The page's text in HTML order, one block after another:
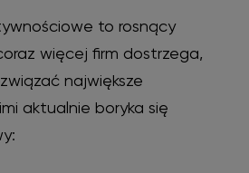
to rosnący
więcej firm dostrzega,
największe
aktualnie boryka się